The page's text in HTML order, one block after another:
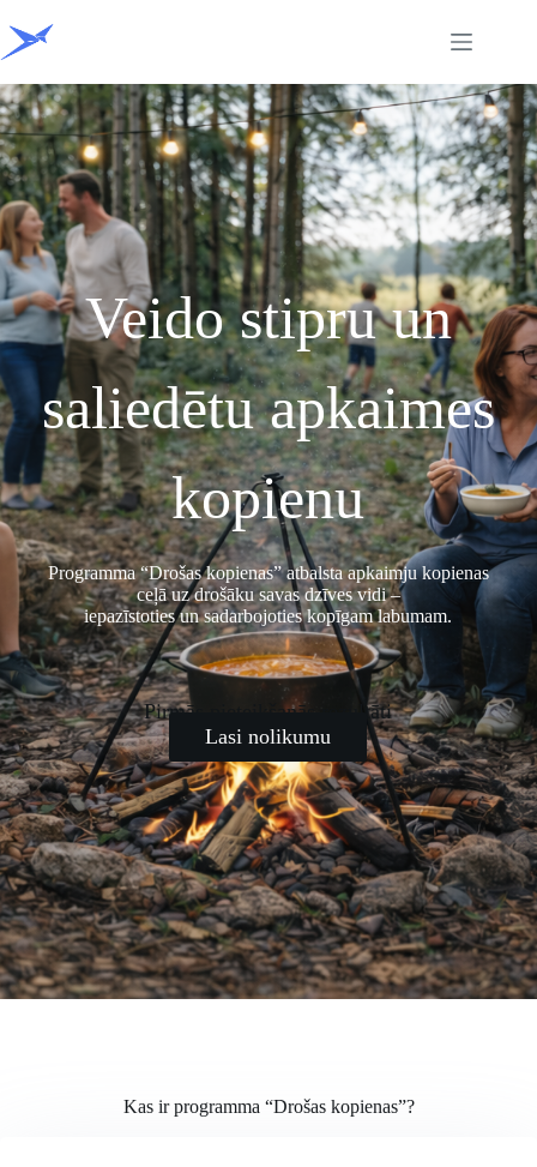
to
content
Veido stipru un
saliedētu apkaimes
kopienu
Programma “Drošas kopienas” atbalsta apkaimju kopienas
ceļā uz drošāku savas dzīves vidi –
iepazīstoties un sadarbojoties kopīgam labumam.
Pirmās pieteikšanās rezultāti
Lasi nolikumu
Kas ir programma “Drošas kopienas”?